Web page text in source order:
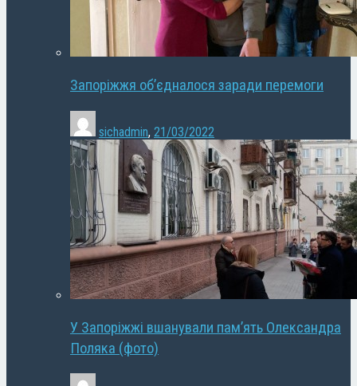
Запоріжжя об’єдналося заради перемоги
sichadmin, 21/03/2022
У Запоріжжі вшанували пам’ять Олександра
Поляка (фото)